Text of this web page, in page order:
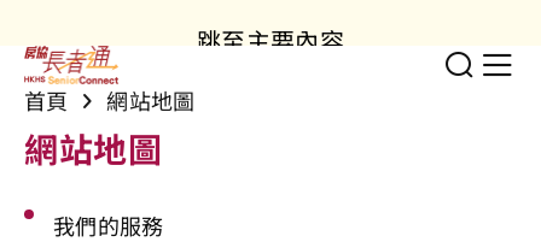
跳至主要內容
切換
顯
首頁 網站地圖
網站地圖
我們的服務